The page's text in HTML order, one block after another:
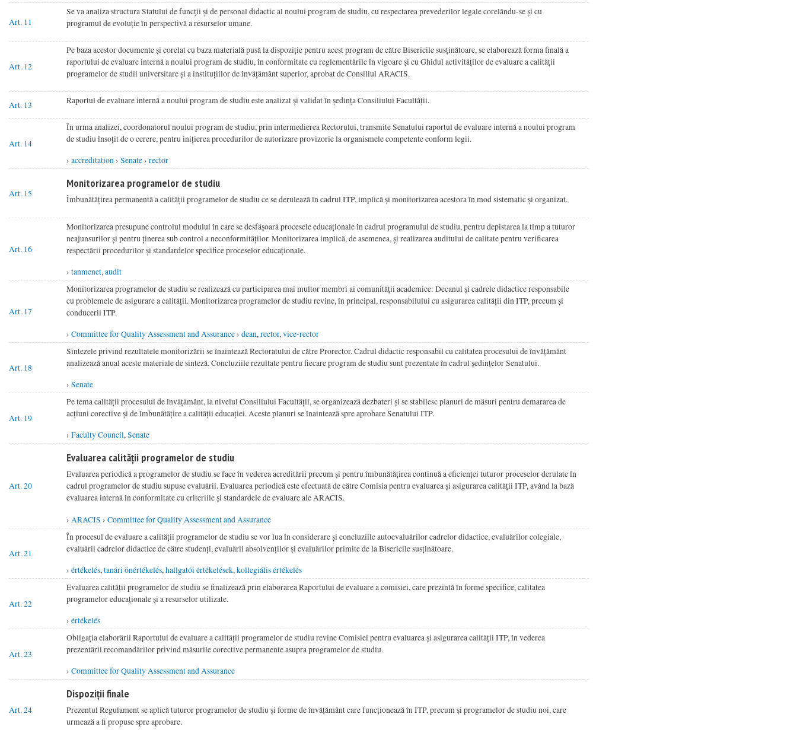
Art. 11
Se va analiza structura Statului de funcții și de personal didactic al noului program de studiu, cu respectarea prevederilor legale corelându-se și cu
programul de evoluție în perspectivă a resurselor umane.
Art. 12
Pe baza acestor documente și corelat cu baza materială pusă la dispoziție pentru acest program de către Bisericile susținătoare, se elaborează forma finală a
raportului de evaluare internă a noului program de studiu, în conformitate cu reglementările în vigoare și cu Ghidul activităților de evaluare a calității
programelor de studii universitare și a instituțiilor de învățământ superior, aprobat de Consiliul ARACIS.
Art. 13 Raportul de evaluare internă a noului program de studiu este analizat și validat în ședința Consiliului Facultății.
Art. 14
În urma analizei, coordonatorul noului program de studiu, prin intermedierea Rectorului, transmite Senatului raportul de evaluare internă a noului program
de studiu însoțit de o cerere, pentru inițierea procedurilor de autorizare provizorie la organismele competente conform legii.
› accreditation› Senate› rector
Art. 15
Monitorizarea programelor de studiu
Îmbunătățirea permanentă a calității programelor de studiu ce se derulează în cadrul ITP, implică și monitorizarea acestora în mod sistematic și organizat.
Art. 16
Monitorizarea presupune controlul modului în care se desfășoară procesele educaționale în cadrul programului de studiu, pentru depistarea la timp a tuturor
neajunsurilor și pentru ținerea sub control a neconformităților. Monitorizarea implică, de asemenea, și realizarea auditului de calitate pentru verificarea
respectării procedurilor și standardelor specifice proceselor educaționale.
› tanmenet,audit
Art. 17
Monitorizarea programelor de studiu se realizează cu participarea mai multor membri ai comunității academice: Decanul și cadrele didactice responsabile
cu problemele de asigurare a calității. Monitorizarea programelor de studiu revine, în principal, responsabilului cu asigurarea calității din ITP, precum și
conducerii ITP.
› Committee for Quality Assessment and Assurance› dean,rector,vice-rector
Art. 18
Sintezele privind rezultatele monitorizării se înaintează Rectoratului de către Prorector. Cadrul didactic responsabil cu calitatea procesului de învățământ
analizează anual aceste materiale de sinteză. Concluziile rezultate pentru fiecare program de studiu sunt prezentate în cadrul ședințelor Senatului.
› Senate
Art. 19
Pe tema calității procesului de învățământ, la nivelul Consiliului Facultății, se organizează dezbateri și se stabilesc planuri de măsuri pentru demararea de
acțiuni corective și de îmbunătățire a calității educației. Aceste planuri se înaintează spre aprobare Senatului ITP.
› Faculty Council,Senate
Art. 20
Evaluarea calității programelor de studiu
Evaluarea periodică a programelor de studiu se face în vederea acreditării precum și pentru îmbunătățirea continuă a eficienței tuturor proceselor derulate în
cadrul programelor de studiu supuse evaluării. Evaluarea periodică este efectuată de către Comisia pentru evaluarea și asigurarea calității ITP, având la bază
evaluarea internă în conformitate cu criteriile și standardele de evaluare ale ARACIS.
› ARACIS › Committee for Quality Assessment and Assurance
Art. 21
În procesul de evaluare a calității programelor de studiu se vor lua în considerare și concluziile autoevaluărilor cadrelor didactice, evaluărilor colegiale,
evaluării cadrelor didactice de către studenți, evaluării absolvenților și evaluărilor primite de la Bisericile susținătoare.
› értékelés,tanári önértékelés,hallgatói értékelések,kollegiális értékelés
Art. 22
Evaluarea calității programelor de studiu se finalizează prin elaborarea Raportului de evaluare a comisiei, care prezintă în forme specifice, calitatea
programelor educaționale și a resurselor utilizate.
› értékelés
Art. 23
Obligația elaborării Raportului de evaluare a calității programelor de studiu revine Comisiei pentru evaluarea și asigurarea calității ITP, în vederea
prezentării recomandărilor privind măsurile corective permanente asupra programelor de studiu.
› Committee for Quality Assessment and Assurance
Art. 24
Dispoziții finale
Prezentul Regulament se aplică tuturor programelor de studiu și forme de învățământ care funcționează în ITP, precum și programelor de studiu noi, care
urmează a fi propuse spre aprobare.